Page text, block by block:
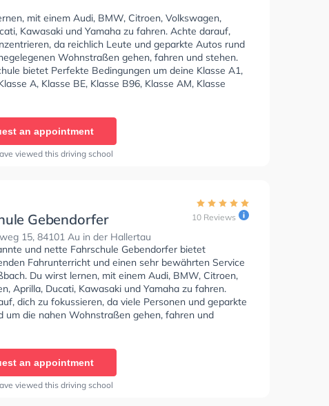
mit einem Audi, BMW, Citroen, Volkswagen,
Kawasaki und Yamaha zu fahren. Achte darauf,
da reichlich Leute und geparkte Autos rund
Wohnstraßen gehen, fahren und stehen.
bietet Perfekte Bedingungen um deine Klasse A1,
A, Klasse BE, Klasse B96, Klasse AM, Klasse
A2, Klasse C1, Klasse C1E, Klasse C, Klasse CE,
In der Fahrschule Gebendorfer Sie können einen
anfragen.
an appointment
viewed this driving school
Gebendorfer
15, 84101 Au in der Hallertau
10 Reviews
und nette Fahrschule Gebendorfer bietet
Fahrunterricht und einen sehr bewährten Service
Du wirst lernen, mit einem Audi, BMW, Citroen,
Aprilla, Ducati, Kawasaki und Yamaha zu fahren.
dich zu fokussieren, da viele Personen und geparkte
um die nahen Wohnstraßen gehen, fahren und
Fahrschule bietet Exzellente Bedingungen um deine
Klasse A2, Klasse C1, Klasse C1E, Klasse C, Klasse
D1, Klasse DE1, Klasse D, Klasse DE, Klasse L und
erhalten. In der Fahrschule Gebendorfer Sie können
online anfragen.
an appointment
viewed this driving school